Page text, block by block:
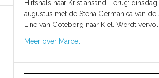
Hirtshals naar Kristiansand. Terug: dinsdag
augustus met de Stena Germanica van de
Line van Goteborg naar Kiel. Wordt
Meer over Marcel